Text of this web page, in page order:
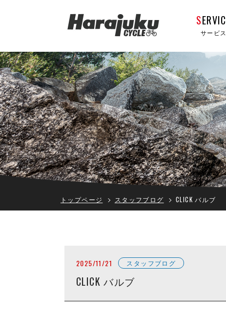
SERVIC
サービス
トップページ スタッフブログ CLICK バルブ
2025/11/21 スタッフブログ
CLICK バルブ